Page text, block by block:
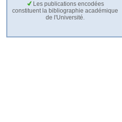
Les publications encodées
constituent la bibliographie académique
de l'Université.